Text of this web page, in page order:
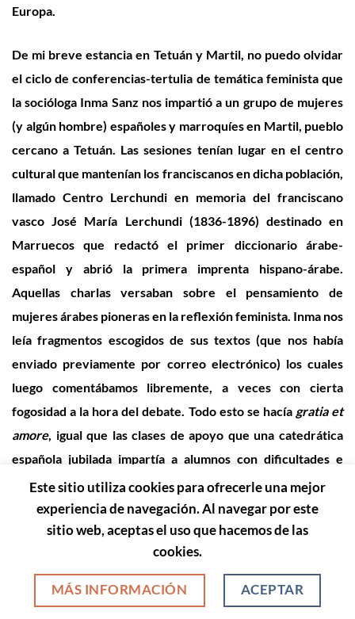
Europa.
De mi breve estancia en Tetuán y Martil, no puedo olvidar
el ciclo de conferencias-tertulia de temática feminista que
la socióloga Inma Sanz nos impartió a un grupo de mujeres
(y algún hombre) españoles y marroquíes en Martil, pueblo
cercano a Tetuán. Las sesiones tenían lugar en el centro
cultural que mantenían los franciscanos en dicha población,
llamado Centro Lerchundi en memoria del franciscano
vasco José María Lerchundi (1836-1896) destinado en
Marruecos que redactó el primer diccionario árabe-
español y abrió la primera imprenta hispano-árabe.
Aquellas charlas versaban sobre el pensamiento de
mujeres árabes pioneras en la reflexión feminista. Inma nos
leía fragmentos escogidos de sus textos (que nos había
enviado previamente por correo electrónico) los cuales
luego comentábamos libremente, a veces con cierta
fogosidad a la hora del debate. Todo esto se hacía gratia et
amore, igual que las clases de apoyo que una catedrática
española jubilada impartía a alumnos con dificultades e
igual que otras muchas actuaciones inspiradas por la
solidaridad y los deseos de ayudar y aportar lo que cada
cual podía.
El libro en francésFemmes, culture et societé au Maghreb
en varios volúmenes en torno a diversas temáticas, recoge
Este sitio utiliza cookies para ofrecerle una mejor
experiencia de navegación. Al navegar por este
sitio web, aceptas el uso que hacemos de las
cookies.
MÁS INFORMACIÓN ACEPTAR